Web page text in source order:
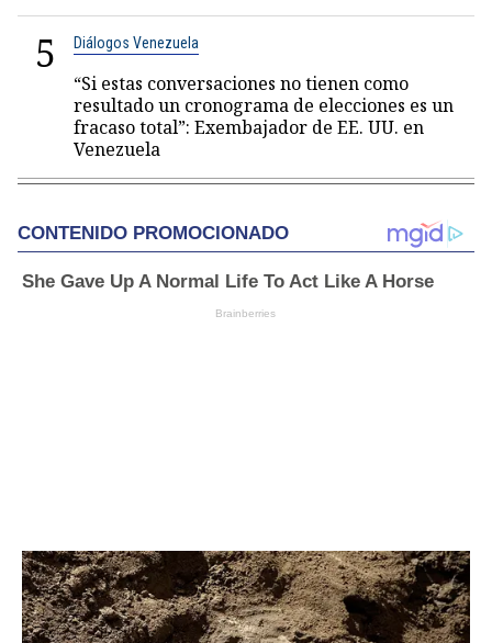
5 Diálogos Venezuela
“Si estas conversaciones no tienen como
resultado un cronograma de elecciones es un
fracaso total”: Exembajador de EE. UU. en
Venezuela